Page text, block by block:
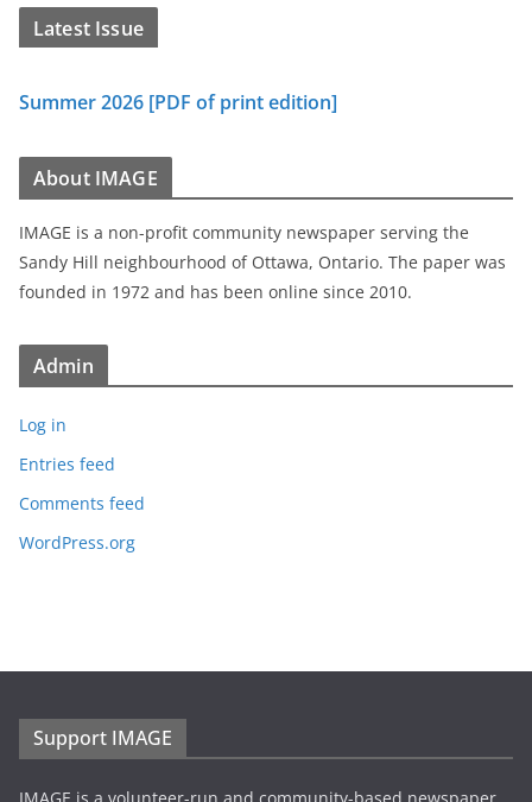
Latest Issue
Summer 2026 [PDF of print edition]
About IMAGE
IMAGE is a non-profit community newspaper serving the
Sandy Hill neighbourhood of Ottawa, Ontario. The paper was
founded in 1972 and has been online since 2010.
Admin
Log in
Entries feed
Comments feed
WordPress.org
Support IMAGE